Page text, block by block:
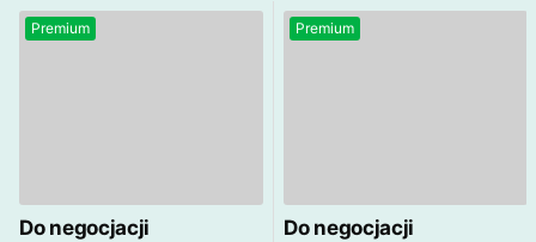
Premium
Do negocjacji
Premium
Do negocjacji